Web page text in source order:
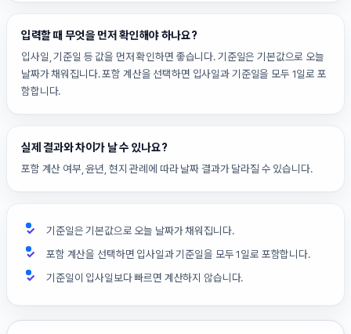
입력할 때 무엇을 먼저 확인해야 하나요?
입사일, 기준일 등 값을 먼저 확인하면 좋습니다. 기준일은 기본값으로 오늘
날짜가 채워집니다. 포함 계산을 선택하면 입사일과 기준일을 모두 1일로 포
함합니다.
실제 결과와 차이가 날 수 있나요?
포함 계산 여부, 윤년, 현지 관례에 따라 날짜 결과가 달라질 수 있습니다.
기준일은 기본값으로 오늘 날짜가 채워집니다.
포함 계산을 선택하면 입사일과 기준일을 모두 1일로 포함합니다.
기준일이 입사일보다 빠르면 계산하지 않습니다.